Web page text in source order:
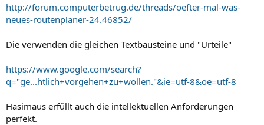
http://forum.computerbetrug.de/threads/oefter-mal-was-
neues-routenplaner-24.46852/
Die verwenden die gleichen Textbausteine und "Urteile"
https://www.google.com/search?
q="ge...htlich+vorgehen+zu+wollen."&ie=utf-8&oe=utf-8
Hasimaus erfüllt auch die intellektuellen Anforderungen
perfekt.